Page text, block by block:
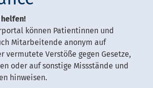
können Patientinnen und
Mitarbeitende anonym auf
vermutete Verstöße gegen Gesetze,
oder auf sonstige Missstände und
hinweisen.